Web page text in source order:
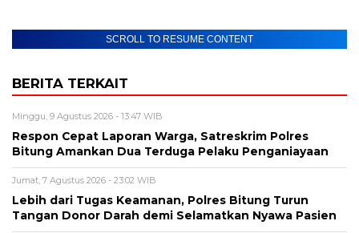
SCROLL TO RESUME CONTENT
BERITA TERKAIT
Minggu, 9 Agustus 2026 - 13:47 WIB
​Respon Cepat Laporan Warga, Satreskrim Polres
Bitung Amankan Dua Terduga Pelaku Penganiayaan
Jumat, 7 Agustus 2026 - 23:02 WIB
Lebih dari Tugas Keamanan, Polres Bitung Turun
Tangan Donor Darah demi Selamatkan Nyawa Pasien